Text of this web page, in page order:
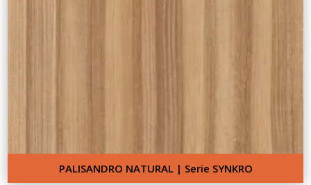
PALISANDRO NATURAL | Serie SYNKRO